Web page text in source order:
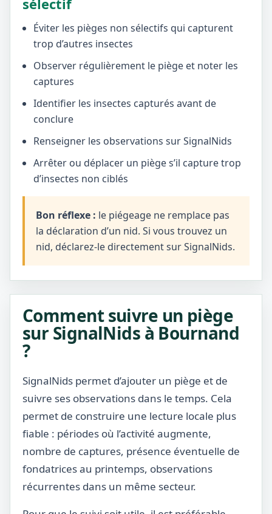
sélectif
Éviter les pièges non sélectifs qui capturent
trop d’autres insectes
Observer régulièrement le piège et noter les
captures
Identifier les insectes capturés avant de
conclure
Renseigner les observations sur SignalNids
Arrêter ou déplacer un piège s’il capture trop
d’insectes non ciblés
Bon réflexe : le piégeage ne remplace pas
la déclaration d’un nid. Si vous trouvez un
nid, déclarez-le directement sur SignalNids.
Comment suivre un piège
sur SignalNids à Bournand
?
SignalNids permet d’ajouter un piège et de
suivre ses observations dans le temps. Cela
permet de construire une lecture locale plus
fiable : périodes où l’activité augmente,
nombre de captures, présence éventuelle de
fondatrices au printemps, observations
récurrentes dans un même secteur.